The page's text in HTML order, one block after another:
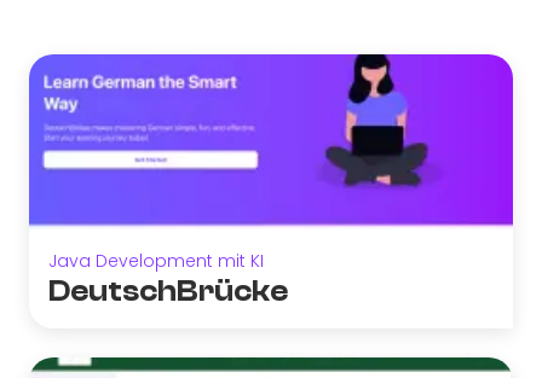
Java Development mit KI
DeutschBrücke